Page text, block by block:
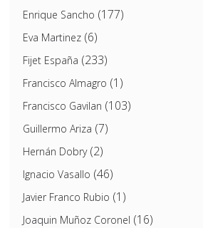
Enrique Sancho (177)
Eva Martinez(6)
Fijet España (233)
Francisco Almagro (1)
Francisco Gavilan (103)
Guillermo Ariza (7)
Hernán Dobry(2)
Ignacio Vasallo (46)
Javier Franco Rubio (1)
Joaquin Muñoz Coronel (16)